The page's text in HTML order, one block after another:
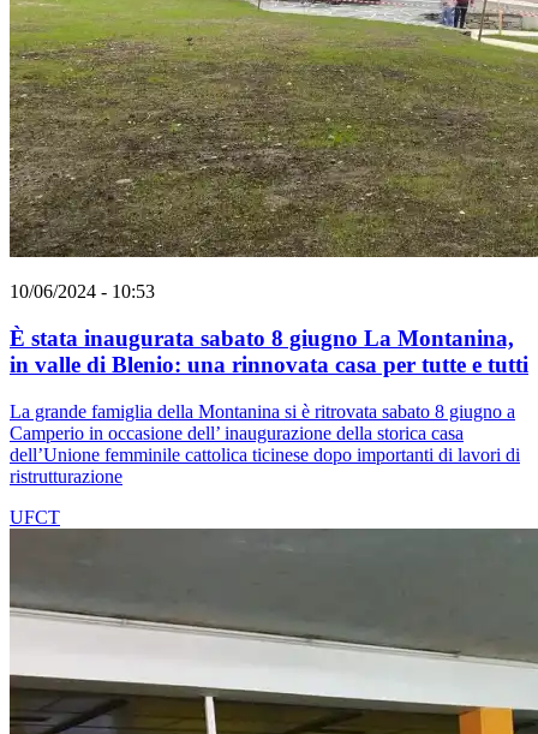
10/06/2024 - 10:53
È stata inaugurata sabato 8 giugno La Montanina,
in valle di Blenio: una rinnovata casa per tutte e tutti
La grande famiglia della Montanina si è ritrovata sabato 8 giugno a
Camperio in occasione dell’ inaugurazione della storica casa
dell’Unione femminile cattolica ticinese dopo importanti di lavori di
ristrutturazione
UFCT